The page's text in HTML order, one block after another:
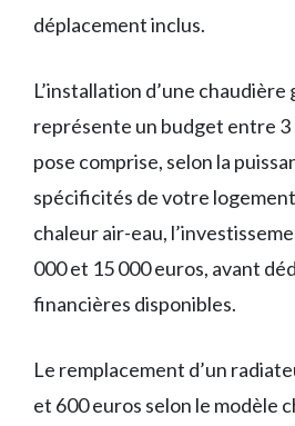
déplacement inclus.
L’installation d’une
représente un budget entre 3
pose comprise, selon la
spécificités de votre
chaleur air-eau,
000 et 15 000 euros, avant
financières disponibles.
Le remplacement d’un
et 600 euros selon le modèle